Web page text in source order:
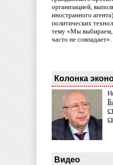
организацией,
иностранного
политических
тему «Мы выбираем,
часто не совпадает».
Колонка
Видео